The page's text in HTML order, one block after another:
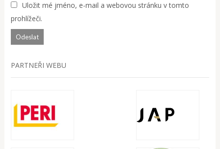
Uložit mé jméno, e-mail a webovou stránku v tomto
prohlížeči.
PARTNEŘI WEBU